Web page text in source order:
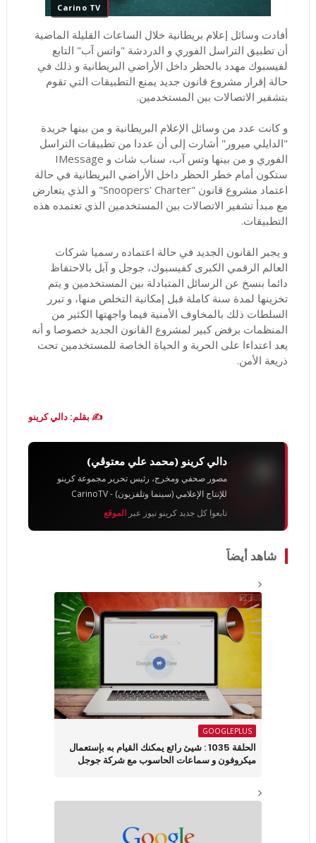
Carino TV
أفادت وسائل إعلام بريطانية خلال الساعات القليلة الماضية
أن تطبيق التراسل الفوري و الدردشة "واتس آب" التابع
لفيسبوك مهدد بالحظر داخل الأراضي البريطانية و ذلك في
حالة إقرار مشروع قانون جديد يمنع التطبيقات التي تقوم
بتشفير الاتصالات بين المستخدمين.
و كانت عدد من وسائل الإعلام البريطانية و من بينها جريدة
"الدايلي ميرور" أشارت إلى أن عددا من تطبيقات التراسل
الفوري و من بينها وتس آب، سناب شات و IMessage
ستكون أمام خطر الحظر داخل الأراضي البريطانية في حالة
اعتماد مشروع قانون "Snoopers' Charter" و الذي يتعارض
مع مبدأ تشفير الاتصالات بين المستخدمين الذي تعتمده هذه
التطبيقات.
و يجبر القانون الجديد في حالة اعتماده رسميا شركات
العالم الرقمي الكبرى كفيسبوك، جوجل و آبل بالاحتفاظ
دائما بنسخ عن الرسائل المتبادلة بين المستخدمين و يتم
تخزينها لمدة سنة كاملة قبل إمكانية التخلص منها، و تبرر
السلطات ذلك بالمخاوف الأمنية فيما واجهتها الكثير من
المنظمات برفض كبير لمشروع القانون الجديد خصوصا و أنه
يعد اعتداءا على الحرية و الحياة الخاصة للمستخدمين تحت
ذريعة الأمن.
✍️ بقلم: دالي كرينو
دالي كرينو (محمد علي معتوڨي)
مصور صحفي ومخرج، رئيس تحرير مجموعة كرينو
للإنتاج الإعلامي (سينما وتلفزيون) - CarinoTV
تابعوا كل جديد كرينو نيوز عبر الموقع
شاهد أيضاً
GOOGLEPLUS
الحلقة 1035 : شيئ رائع يمكنك القيام به بإستعمال
ميكروفون و سماعات الحاسوب مع شركة جوجل